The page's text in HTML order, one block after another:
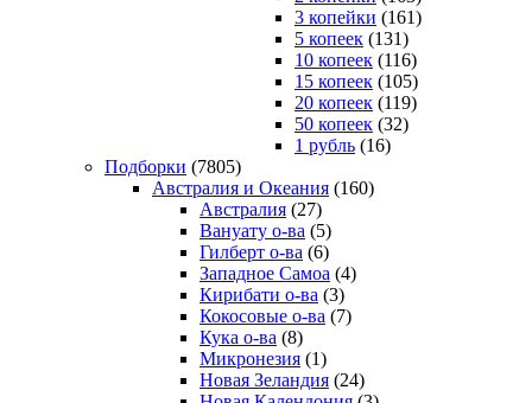
3 копейки (161)
5 копеек (131)
10 копеек (116)
15 копеек (105)
20 копеек (119)
50 копеек (32)
1 рубль (16)
Подборки (7805)
Австралия и Океания (160)
Австралия (27)
Вануату о-ва (5)
Гилберт о-ва (6)
Западное Самоа (4)
Кирибати о-ва (3)
Кокосовые о-ва (7)
Кука о-ва (8)
Микронезия (1)
Новая Зеландия (24)